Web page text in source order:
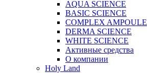
AQUA SCIENCE
BASIC SCIENCE
COMPLEX AMPOULE
DERMA SCIENCE
WHITE SCIENCE
Активные средства
О компании
Holy Land